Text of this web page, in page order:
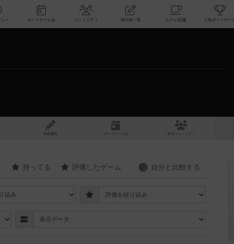
新着レビュー ボードゲーム会 コミュニティ 掲示板一覧 カフェ/店舗
投稿履歴 ボ ドゲ ーム コミュニティ
持ってる 評価したゲーム 自分と 比較する